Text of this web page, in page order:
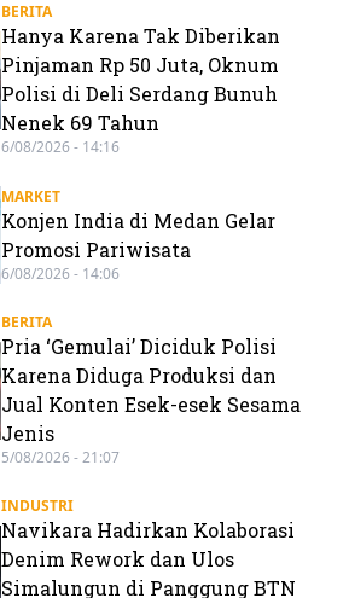
BERITA
Hanya Karena Tak Diberikan
Pinjaman Rp 50 Juta, Oknum
Polisi di Deli Serdang Bunuh
Nenek 69 Tahun
6/08/2026 - 14:16
MARKET
Konjen India di Medan Gelar
Promosi Pariwisata
6/08/2026 - 14:06
BERITA
Pria ‘Gemulai’ Diciduk Polisi
Karena Diduga Produksi dan
Jual Konten Esek-esek Sesama
Jenis
5/08/2026 - 21:07
INDUSTRI
Navikara Hadirkan Kolaborasi
Denim Rework dan Ulos
Simalungun di Panggung BTN